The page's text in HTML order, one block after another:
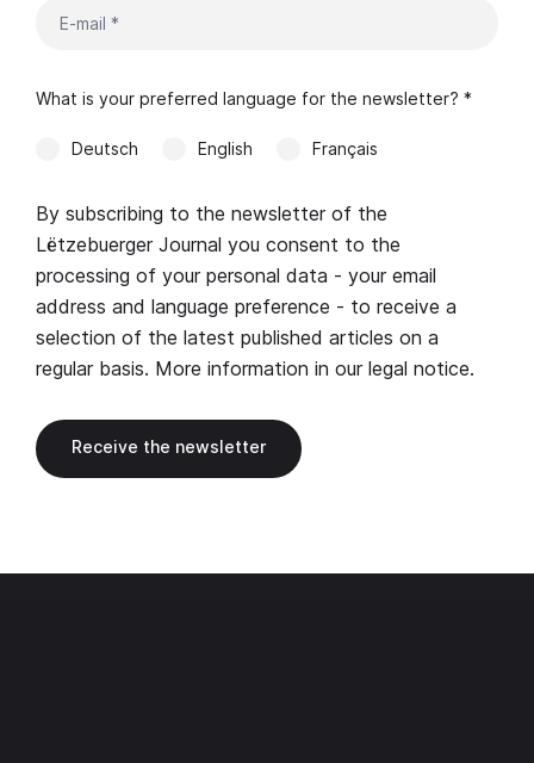
What is your preferred language for the newsletter? *
Deutsch English Français
By subscribing to the newsletter of the
Lëtzebuerger Journal you consent to the
processing of your personal data - your email
address and language preference - to receive a
selection of the latest published articles on a
regular basis. More information in our legal notice.